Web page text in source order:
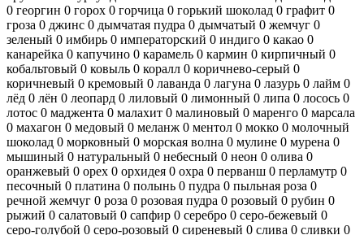
0 георгин 0 горох 0 горчица 0 горький шоколад 0 графит 0
гроза 0 джинс 0 дымчатая пудра 0 дымчатый 0 жемчуг 0
зеленый 0 имбирь 0 императорский 0 индиго 0 какао 0
канарейка 0 капучино 0 карамель 0 кармин 0 кирпичный 0
кобальтовый 0 ковыль 0 коралл 0 коричнево-серый 0
коричневый 0 кремовый 0 лаванда 0 лагуна 0 лазурь 0 лайм 0
лёд 0 лён 0 леопард 0 лиловый 0 лимонный 0 липа 0 лосось 0
лотос 0 маджента 0 малахит 0 малиновый 0 маренго 0 марсала
0 махагон 0 медовый 0 меланж 0 ментол 0 мокко 0 молочный
шоколад 0 морковный 0 морская волна 0 мулине 0 мурена 0
мышиный 0 натуральный 0 небесный 0 неон 0 олива 0
оранжевый 0 орех 0 орхидея 0 охра 0 перванш 0 перламутр 0
песочный 0 платина 0 полынь 0 пудра 0 пыльная роза 0
речной жемчуг 0 роза 0 розовая пудра 0 розовый 0 рубин 0
рыжий 0 салатовый 0 сапфир 0 серебро 0 серо-бежевый 0
серо-голубой 0 серо-розовый 0 сиреневый 0 слива 0 сливки 0